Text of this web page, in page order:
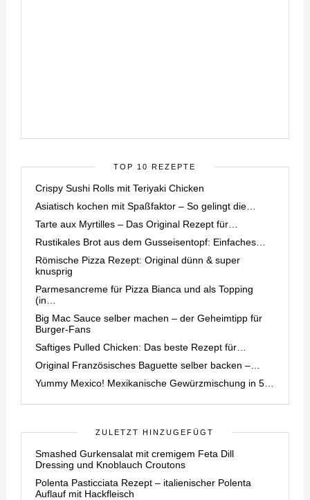
TOP 10 REZEPTE
Crispy Sushi Rolls mit Teriyaki Chicken
Asiatisch kochen mit Spaßfaktor – So gelingt die…
Tarte aux Myrtilles – Das Original Rezept für…
Rustikales Brot aus dem Gusseisentopf: Einfaches…
Römische Pizza Rezept: Original dünn & super
knusprig
Parmesancreme für Pizza Bianca und als Topping
(in…
Big Mac Sauce selber machen – der Geheimtipp für
Burger-Fans
Saftiges Pulled Chicken: Das beste Rezept für…
Original Französisches Baguette selber backen –…
Yummy Mexico! Mexikanische Gewürzmischung in 5…
ZULETZT HINZUGEFÜGT
Smashed Gurkensalat mit cremigem Feta Dill
Dressing und Knoblauch Croutons
Polenta Pasticciata Rezept – italienischer Polenta
Auflauf mit Hackfleisch